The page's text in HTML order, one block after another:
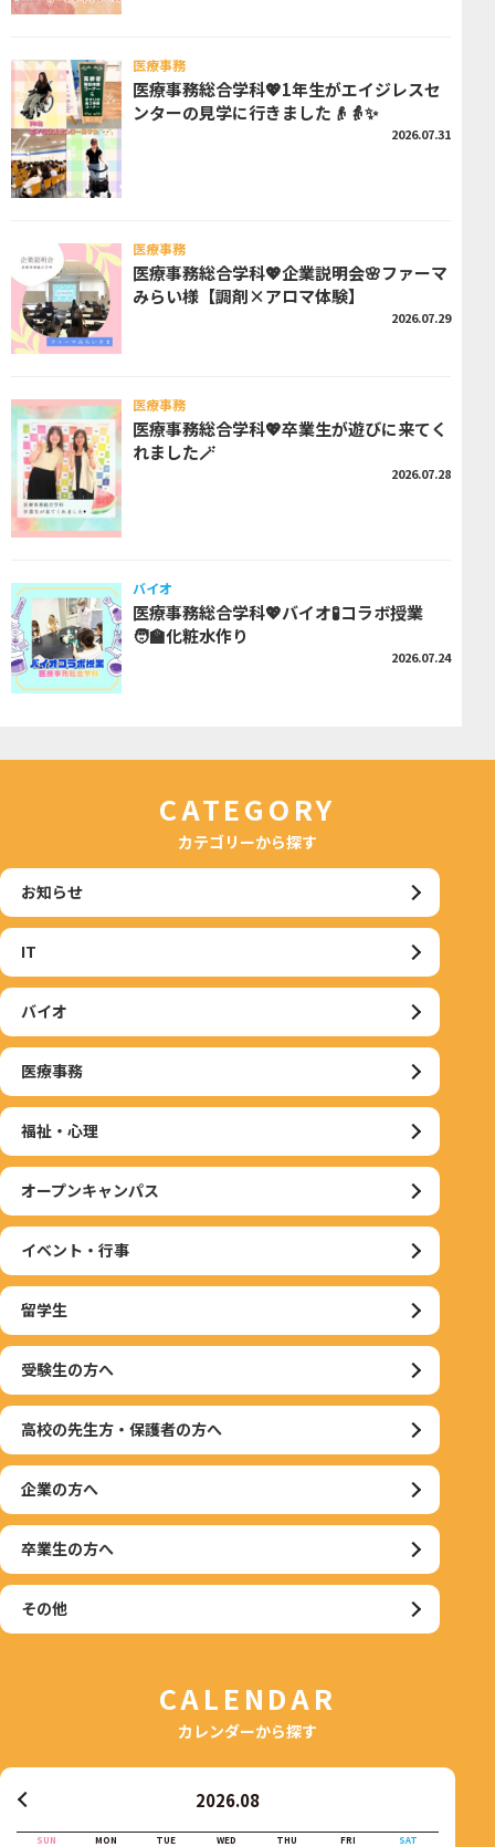
医療事務
医療事務総合学科💖1年生がエイジレスセ
ンターの見学に行きました👴👵✨
2026.07.31
医療事務
医療事務総合学科💖企業説明会🌸ファーマ
みらい様【調剤×アロマ体験】
2026.07.29
医療事務
医療事務総合学科💖卒業生が遊びに来てく
れました🪄
2026.07.28
バイオ
医療事務総合学科💖バイオ🧪コラボ授業
🧑‍🏫化粧水作り
2026.07.24
CATEGORY
カテゴリーから探す
お知らせ
IT
バイオ
医療事務
福祉・心理
オープンキャンパス
イベント・行事
留学生
受験生の方へ
高校の先生方・保護者の方へ
企業の方へ
卒業生の方へ
その他
CALENDAR
カレンダーから探す
2026.08
SUN MON TUE WED THU FRI SAT